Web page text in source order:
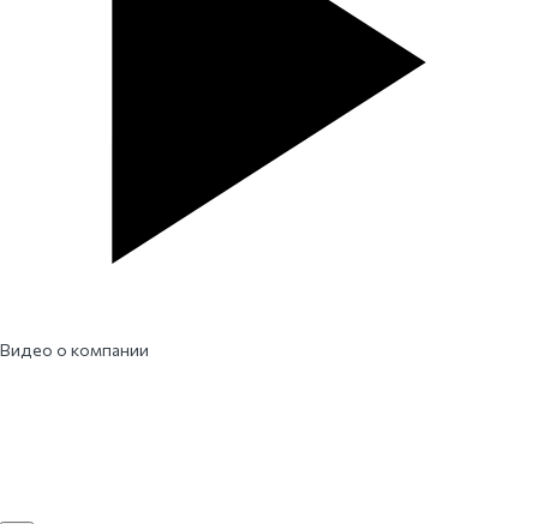
Видео о компании